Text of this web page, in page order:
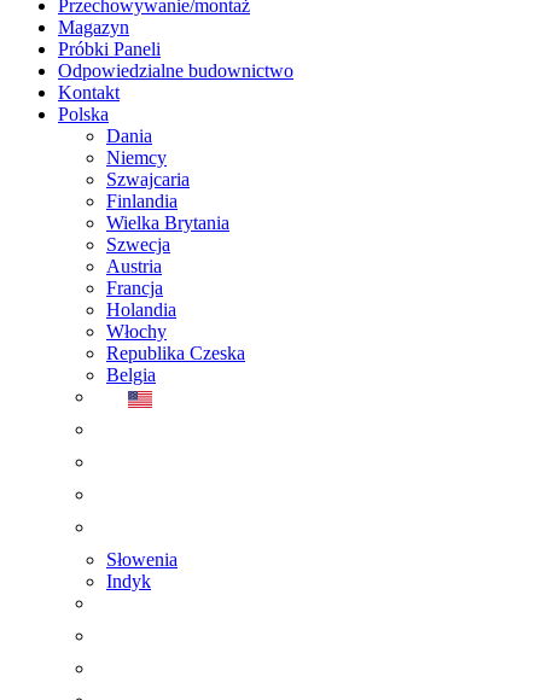
Przechowywanie/montaż
Magazyn
Próbki Paneli
Odpowiedzialne budownictwo
Kontakt
Polska
Dania
Niemcy
Szwajcaria
Finlandia
Wielka Brytania
Szwecja
Austria
Francja
Holandia
Włochy
Republika Czeska
Belgia
Słowenia
Indyk